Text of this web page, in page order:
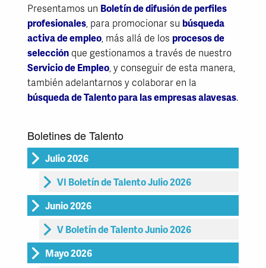
Presentamos un Boletín de difusión de perfiles
profesionales, para promocionar su búsqueda
activa de empleo, más allá de los procesos de
selecciónque gestionamos a través de nuestro
Servicio de Empleo, y conseguir de esta manera,
también adelantarnos y colaborar en la
búsqueda de Talento para las empresas alavesas.
Boletines de Talento
Julio 2026
VI Boletín de Talento Julio 2026
Junio 2026
V Boletín de Talento Junio 2026
Mayo 2026